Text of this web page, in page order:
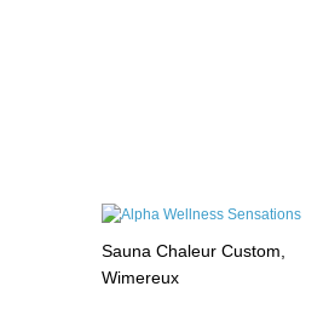
Sauna Chaleur Custom,
Wimereux